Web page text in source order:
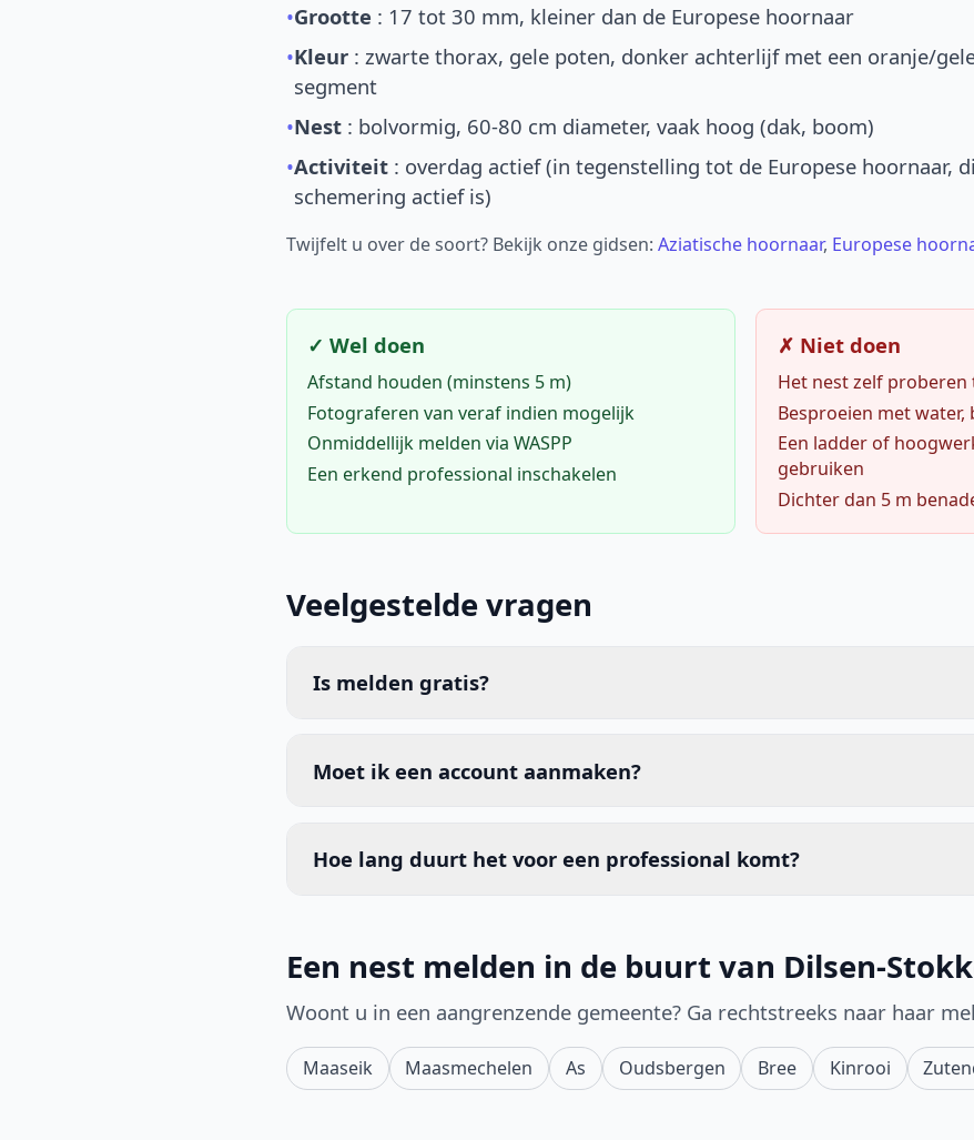
•Grootte : 17 tot 30 mm, kleiner dan de Europese hoornaar
•Kleur : zwarte thorax, gele poten, donker achterlijf met een oranje/
segment
•Nest : bolvormig, 60-80 cm diameter, vaak hoog (dak, boom)
•Activiteit : overdag actief (in tegenstelling tot de Europese hoornaar,
schemering actief is)
Twijfelt u over de soort? Bekijk onze gidsen: Aziatische hoornaar, Europese
✓ Wel doen
Afstand houden (minstens 5 m)
Fotograferen van veraf indien mogelijk
Onmiddellijk melden via WASPP
Een erkend professional inschakelen
✗ Niet doen
Het nest zelf proberen
Besproeien met water,
Een ladder of
gebruiken
Dichter dan 5 m
Veelgestelde vragen
Is melden gratis?
Moet ik een account aanmaken?
Hoe lang duurt het voor een professional komt?
Een nest melden in de buurt van Dilsen-
Woont u in een aangrenzende gemeente? Ga rechtstreeks naar haar
Maaseik Maasmechelen As Oudsbergen Bree Kinrooi